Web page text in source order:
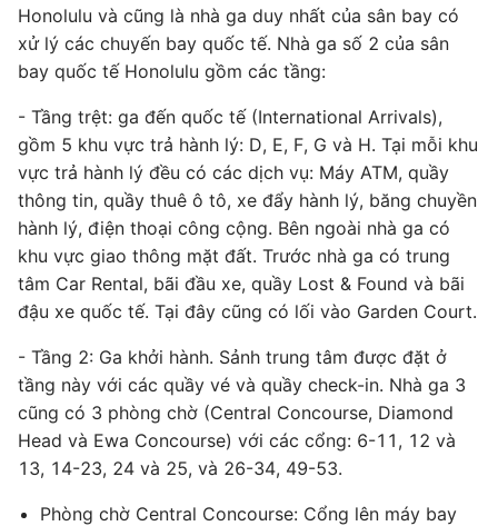
Honolulu và cũng là nhà ga duy nhất của sân bay có
xử lý các chuyến bay quốc tế. Nhà ga số 2 của sân
bay quốc tế Honolulu gồm các tầng:
- Tầng trệt: ga đến quốc tế (International Arrivals),
gồm 5 khu vực trả hành lý: D, E, F, G và H. Tại mỗi khu
vực trả hành lý đều có các dịch vụ: Máy ATM, quầy
thông tin, quầy thuê ô tô, xe đẩy hành lý, băng chuyền
hành lý, điện thoại công cộng. Bên ngoài nhà ga có
khu vực giao thông mặt đất. Trước nhà ga có trung
tâm Car Rental, bãi đầu xe, quầy Lost & Found và bãi
đậu xe quốc tế. Tại đây cũng có lối vào Garden Court.
- Tầng 2: Ga khởi hành. Sảnh trung tâm được đặt ở
tầng này với các quầy vé và quầy check-in. Nhà ga 3
cũng có 3 phòng chờ (Central Concourse, Diamond
Head và Ewa Concourse) với các cổng: 6-11, 12 và
13, 14-23, 24 và 25, và 26-34, 49-53.
Phòng chờ Central Concourse: Cổng lên máy bay